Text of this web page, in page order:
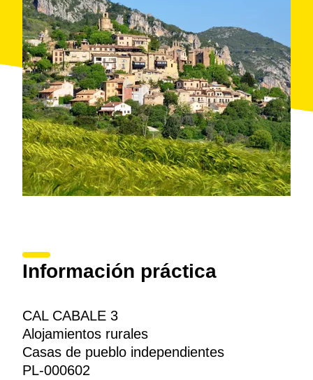
Información práctica
CAL CABALE 3
Alojamientos rurales
Casas de pueblo independientes
PL-000602